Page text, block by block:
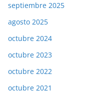
septiembre 2025
agosto 2025
octubre 2024
octubre 2023
octubre 2022
octubre 2021